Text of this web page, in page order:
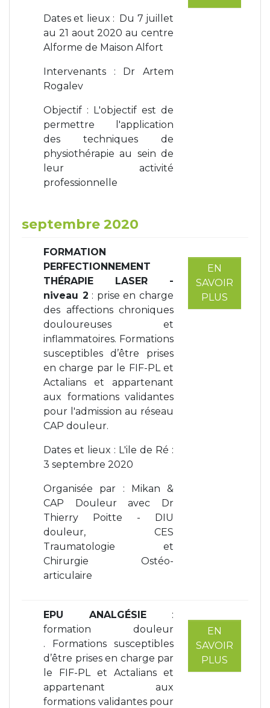
Dates et lieux : Du 7 juillet
au 21 aout 2020 au centre
Alforme de Maison Alfort
Intervenants : Dr Artem
Rogalev
Objectif : L'objectif est de
permettre l'application
des techniques de
physiothérapie au sein de
leur activité
professionnelle
septembre 2020
FORMATION
PERFECTIONNEMENT
THÉRAPIE LASER -
niveau 2 : prise en charge
des affections chroniques
douloureuses et
inflammatoires. Formations
susceptibles d’être prises
en charge par le FIF-PL et
Actalians et appartenant
aux formations validantes
pour l'admission au réseau
CAP douleur.
Dates et lieux : L'ile de Ré :
3 septembre 2020
Organisée par : Mikan &
CAP Douleur avec Dr
Thierry Poitte - DIU
douleur, CES
Traumatologie et
Chirurgie Ostéo-
articulaire
EN
SAVOIR
PLUS
EPU ANALGÉSIE :
formation douleur
. Formations susceptibles
d’être prises en charge par
le FIF-PL et Actalians et
appartenant aux
formations validantes pour
EN
SAVOIR
PLUS